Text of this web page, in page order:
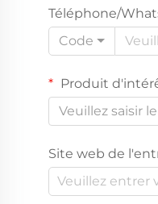
Téléphone/
Code
Produit
Veuillez saisir
Site web de